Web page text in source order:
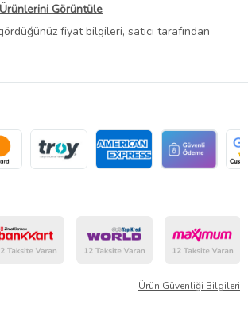
Görüntüle
fiyat bilgileri, satıcı tarafından
Ürün Güvenliği Bilgileri